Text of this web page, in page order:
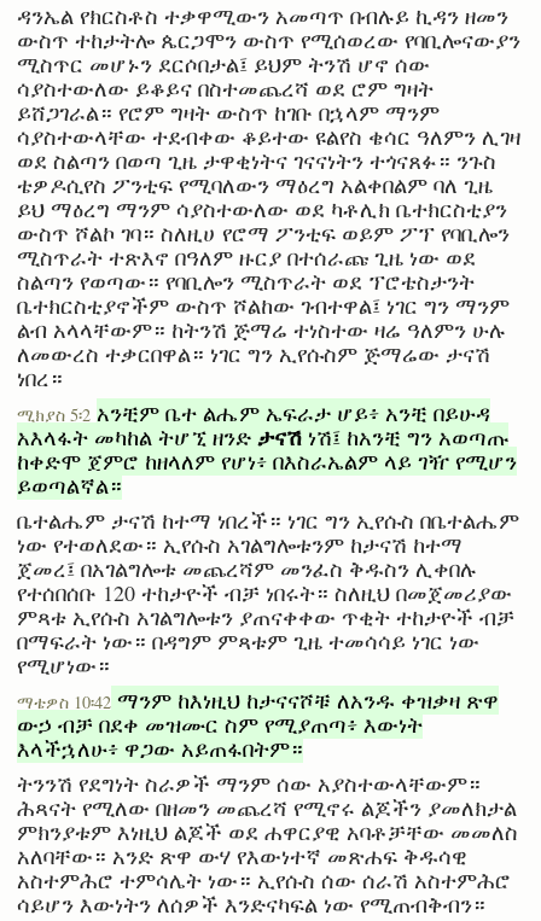
ዳንኤል የክርስቶስ ተቃዋሚውን አመጣጥ በብሉይ ኪዳን ዘመን
ውስጥ ተከታትሎ ጴርጋሞን ውስጥ የሚሰወረው የባቢሎናውያን
ሚስጥር መሆኑን ደርሶበታል፤ ይህም ትንሽ ሆኖ ሰው
ሳያስተውለው ይቆይና በስተመጨረሻ ወደ ሮም ግዛት
ይሸጋገራል። የሮም ግዛት ውስጥ ከገቡ በኋላም ማንም
ሳያስተውላቸው ተደብቀው ቆይተው ዩልየስ ቄሳር ዓለምን ሊገዛ
ወደ ስልጣን በወጣ ጊዜ ታዋቂነትና ገናናነትን ተጎናጸፉ። ንጉስ
ቴዎዶሲየስ ፖንቲፍ የሚባለውን ማዕረግ አልቀበልም ባለ ጊዜ
ይህ ማዕረግ ማንም ሳያስተውለው ወደ ካቶሊክ ቤተክርስቲያን
ውስጥ ሾልኮ ገባ። ስለዚሀ የሮማ ፖንቲፍ ወይም ፖፕ የባቢሎን
ሚስጥራት ተጽእኖ በዓለም ዙርያ በተሰራጩ ጊዜ ነው ወደ
ስልጣን የወጣው። የባቢሎን ሚስጥራት ወደ ፕሮቴስታንት
ቤተክርስቲያኖችም ውስጥ ሾልከው ገብተዋል፤ ነገር ግን ማንም
ልብ አላላቸውም። ከትንሽ ጅማሬ ተነስተው ዛሬ ዓለምን ሁሉ
ለመውረስ ተቃርበዋል። ነገር ግን ኢየሱስም ጅማሬው ታናሽ
ነበረ።
ሚክያስ 5፡2 አንቺም ቤተ ልሔም ኤፍራታ ሆይ፥ አንቺ በይሁዳ
አእላፋት መካከል ትሆኚ ዘንድ ታናሽ ነሽ፤ ከአንቺ ግን አወጣጡ
ከቀድሞ ጀምሮ ከዘላለም የሆነ፥ በእስራኤልም ላይ ገዥ የሚሆን
ይወጣልኛል።
ቤተልሔም ታናሽ ከተማ ነበረች። ነገር ግን ኢየሱስ በቤተልሔም
ነው የተወለደው። ኢየሱስ አገልግሎቱንም ከታናሽ ከተማ
ጀመረ፤ በአገልግሎቱ መጨረሻም መንፈስ ቅዱስን ሊቀበሉ
የተሰበሰቡ 120 ተከታዮች ብቻ ነበሩት። ስለዚህ በመጀመሪያው
ምጻቱ ኢየሱስ አገልግሎቱን ያጠናቀቀው ጥቂት ተከታዮች ብቻ
በማፍራት ነው። በዳግም ምጻቱም ጊዜ ተመሳሳይ ነገር ነው
የሚሆነው።
ማቴዎስ 10፡42 ማንም ከእነዚህ ከታናናሾቹ ለአንዱ ቀዝቃዛ ጽዋ
ውኃ ብቻ በደቀ መዝሙር ስም የሚያጠጣ፥ እውነት
እላችኋለሁ፥ ዋጋው አይጠፋበትም።
ትንንሽ የደግነት ስራዎች ማንም ሰው አያስተውላቸውም።
ሕጻናት የሚለው በዘመን መጨረሻ የሚኖሩ ልጆችን ያመለክታል
ምክንያቱም እነዚህ ልጆች ወደ ሐዋርያዊ አባቶቻቸው መመለስ
አለባቸው። አንድ ጽዋ ውሃ የእውነተኛ መጽሐፍ ቅዱሳዊ
አስተምሕሮ ተምሳሌት ነው። ኢየሱስ ሰው ሰራሽ አስተምሕሮ
ሳይሆን እውነትን ለሰዎች እንድናካፍል ነው የሚጠብቅብን።